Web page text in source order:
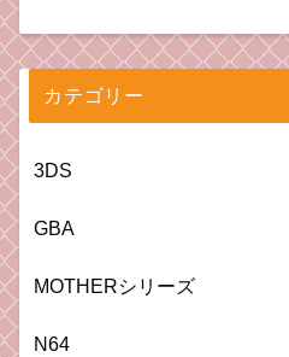
カテゴリー
3DS
GBA
MOTHERシリーズ
N64